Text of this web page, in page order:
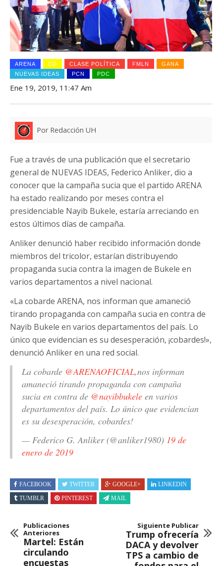
ARENA CD CLASE POLÍTICA FMLN
GANA
NUEVAS IDEAS
PCN PDC
Ene 19, 2019, 11:47 Am
Por Redacción UH
Fue a través de una publicación que el secretario
general de NUEVAS IDEAS, Federico Anliker, dio a
conocer que la campaña sucia que el partido ARENA
ha estado realizando por meses contra el
presidenciable Nayib Bukele, estaría arreciando en
estos últimos días de campaña.
Anliker denunció haber recibido información donde
miembros del tricolor, estarían distribuyendo
propaganda sucia contra la imagen de Bukele en
varios departamentos a nivel nacional.
«La cobarde ARENA, nos informan que amaneció
tirando propaganda con campaña sucia en contra de
Nayib Bukele en varios departamentos del país. Lo
único que evidencian es su desesperación, ¡cobardes!»,
denunció Anliker en una red social.
La cobarde @ARENAOFICIAL,nos informan
amaneció tirando propaganda con campaña
sucia en contra de @nayibbukele en varios
departamentos del país. Lo único que evidencian
es su desesperación, cobardes!
— Federico G. Anliker (@anliker1980) 19 de
enero de 2019
FACEBOOK TWITTER GOOGLE+
LINKEDIN
TUMBLR
PINTEREST MAIL
Publicaciones
Anteriores
Martel: Están
circulando
encuestas
Siguiente Publicar
Trump ofrecería
DACA y devolver
TPS a cambio de